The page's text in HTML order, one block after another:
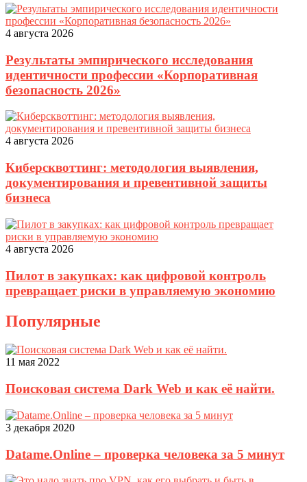
4 августа 2026
Результаты эмпирического исследования
идентичности профессии «Корпоративная
безопасность 2026»
4 августа 2026
Киберсквоттинг: методология выявления,
документирования и превентивной защиты
бизнеса
4 августа 2026
Пилот в закупках: как цифровой контроль
превращает риски в управляемую экономию
Популярные
11 мая 2022
Поисковая система Dark Web и как её найти.
3 декабря 2020
Datame.Online – проверка человека за 5 минут